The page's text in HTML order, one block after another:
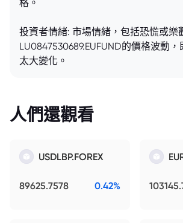
格。
投資者情緒: 市場情緒，包括恐慌或樂
LU0847530689.EUFUND的價格波動
太大變化。
人們還觀看
USDLBP.FOREX
89625.7578 0.42%